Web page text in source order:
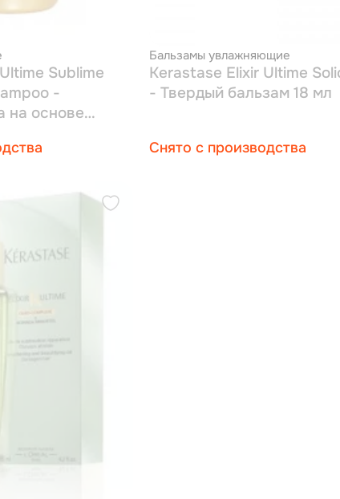
Sublime
-
на основе
мл
Бальзамы увлажняющие
Kerastase Elixir Ultime
- Твердый бальзам 18 мл
Снято с производства